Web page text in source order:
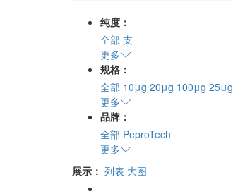
纯度：
全部 支
更多
规格：
全部 10μg 20μg 100μg 25μg
更多
品牌：
全部 PeproTech
更多
展示： 列表 大图